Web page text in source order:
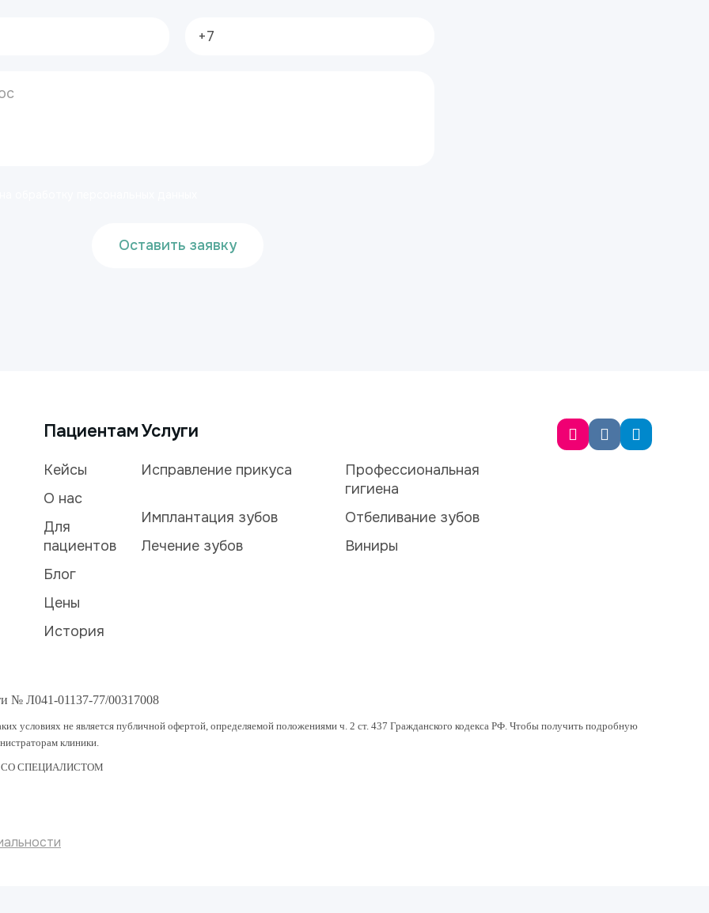
Оставить заявку
Пациентам
Кейсы
О нас
Для
пациентов
Блог
Цены
История
Услуги
Исправление прикуса
Профессиональная
гигиена
Имплантация зубов
Отбеливание зубов
Лечение зубов
Виниры
№ Л041-01137-77/00317008
условиях не является публичной офертой, определяемой положениями ч. 2 ст. 437 Гражданского кодекса РФ. Чтобы получить подробную
клиники.
СПЕЦИАЛИСТОМ